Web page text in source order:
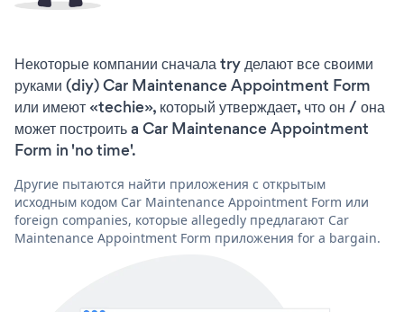
Некоторые компании сначала try делают все своими
руками (diy) Car Maintenance Appointment Form
или имеют «techie», который утверждает, что он / она
может построить a Car Maintenance Appointment
Form in 'no time'.
Другие пытаются найти приложения с открытым
исходным кодом Car Maintenance Appointment Form или
foreign companies, которые allegedly предлагают Car
Maintenance Appointment Form приложения for a bargain.